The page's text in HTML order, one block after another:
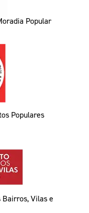
Popular
Populares
Bairros, Vilas e